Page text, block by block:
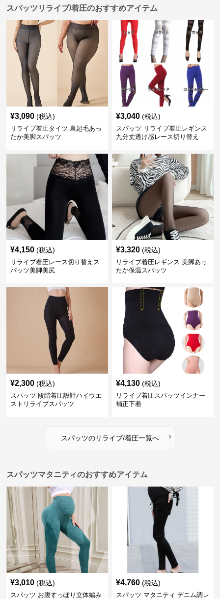
スパッツリライブ/着圧のおすすめアイテム
¥3,090 (税込)
リライブ着圧タイツ 裏起毛あっ
たか美脚スパッツ
¥3,040 (税込)
スパッツ リライブ着圧レギンス
九分丈透け感レース切り替え
¥4,150 (税込)
リライブ着圧レース切り替えス
パッツ美脚美尻
¥3,320 (税込)
リライブ着圧レギンス 美脚あっ
たか保温スパッツ
¥2,300 (税込)
スパッツ 段階着圧設計ハイウエ
ストリライブスパッツ
¥4,130 (税込)
リライブ着圧スパッツインナー
補正下着
スパッツのリライブ/着圧一覧へ ›
スパッツマタニティのおすすめアイテム
¥3,010 (税込)
スパッツ お腹すっぽり立体編み
¥4,760 (税込)
スパッツ マタニティ デニム調レ